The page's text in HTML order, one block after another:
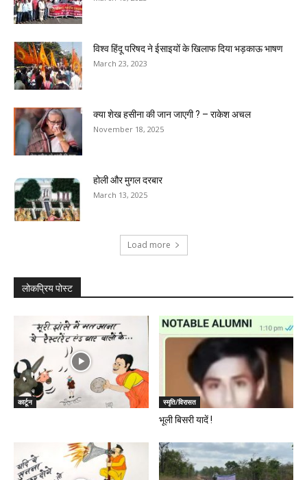
विश्व हिंदू परिषद ने ईसाइयों के खिलाफ दिया भड़काऊ भाषण
March 23, 2023
क्या शेख हसीना की जान जाएगी ? – राकेश अचल
November 18, 2025
होली और मुगल दरबार
March 13, 2025
Load more
लोकप्रिय पोस्ट
कार्टून स्मृति/विरासत
भूली बिसरी यादें !